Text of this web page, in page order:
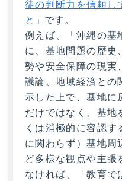
徒の判断力を信頼し
と」 です。
例えば、「沖縄の基
に、基地問題の歴史
勢や安全保障の現実
議論、地域経済との
示した上で、基地に
だけではなく、基地
くは消極的に容認
に関わらず）基地周
ど多様な観点や主
なければ、「教育で